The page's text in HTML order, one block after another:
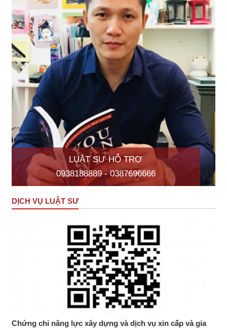
LUẬT SƯ HỖ TRỢ
0938188889 - 0387696666
DỊCH VỤ LUẬT SƯ
Chứng chỉ năng lực xây dựng và dịch vụ xin cấp và gia